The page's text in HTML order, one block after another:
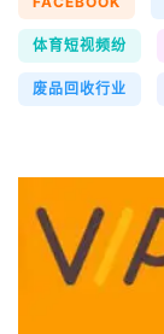
体育短视频纷
废品回收行业